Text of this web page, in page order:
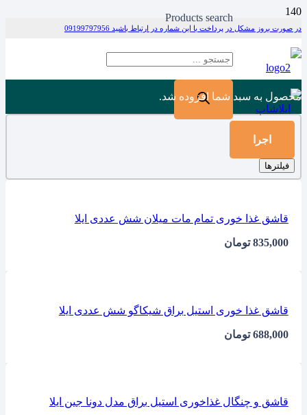
در صورت بروز مشکل در پرداخت با این شماره در ارتباط باشید 09199797956
Products search
محصول به سبد شما افزوده شد.
اجرا
فیلترها
قاشق غذا خوری تمام مات میلان شش عددی ایلا
835,000 تومان
قاشق غذا خوری استیل براق شیکاگو شش عددی ایلا
688,000 تومان
قاشق و چنگال غذاخوری استیل براق مدل دونا جین ایلا